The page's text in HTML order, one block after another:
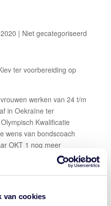
van cookies
| Niet gecategoriseerd
werken van 24 t/m
in Oekraïne ter
Kwalificatie
wens van bondscoach
OKT 1 nog meer
hulp van de bond van
27 februari weer terug.